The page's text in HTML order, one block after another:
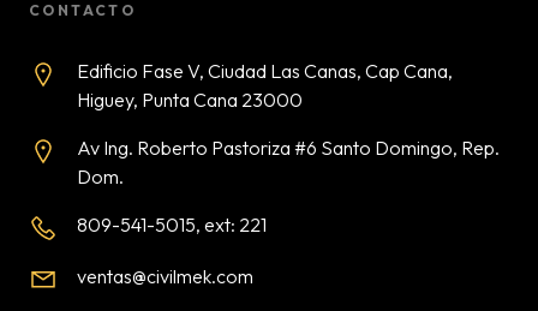
CONTACTO
Edificio Fase V, Ciudad Las Canas, Cap Cana,
Higuey, Punta Cana 23000
Av Ing. Roberto Pastoriza #6 Santo Domingo, Rep.
Dom.
809-541-5015, ext: 221
ventas@civilmek.com